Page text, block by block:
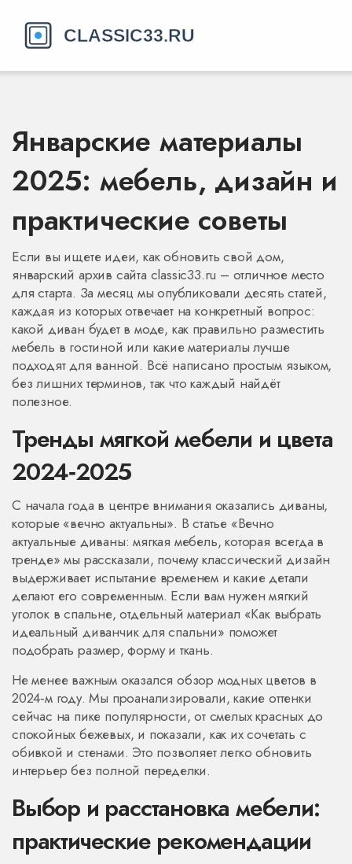
Январские материалы
2025: мебель, дизайн и
практические советы
Если вы ищете идеи, как обновить свой дом,
январский архив сайта classic33.ru – отличное место
для старта. За месяц мы опубликовали десять статей,
каждая из которых отвечает на конкретный вопрос:
какой диван будет в моде, как правильно разместить
мебель в гостиной или какие материалы лучше
подходят для ванной. Всё написано простым языком,
без лишних терминов, так что каждый найдёт
полезное.
Тренды мягкой мебели и цвета
2024‑2025
С начала года в центре внимания оказались диваны,
которые «вечно актуальны». В статье «Вечно
актуальные диваны: мягкая мебель, которая всегда в
тренде» мы рассказали, почему классический дизайн
выдерживает испытание временем и какие детали
делают его современным. Если вам нужен мягкий
уголок в спальне, отдельный материал «Как выбрать
идеальный диванчик для спальни» поможет
подобрать размер, форму и ткань.
Не менее важным оказался обзор модных цветов в
2024‑м году. Мы проанализировали, какие оттенки
сейчас на пике популярности, от смелых красных до
спокойных бежевых, и показали, как их сочетать с
обивкой и стенами. Это позволяет легко обновить
интерьер без полной переделки.
Выбор и расстановка мебели:
практические рекомендации